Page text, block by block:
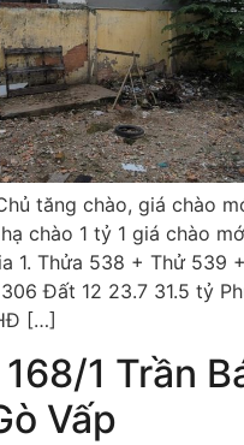
tăng chào, giá chào
chào 1 tỷ 1 giá chào
1. Thửa 538 + Thử 539
Đất 12 23.7 31.5 tỷ
[…]
1 Trần
Vấp